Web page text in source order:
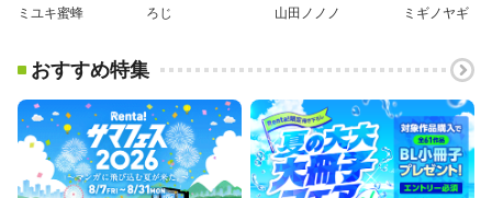
ミユキ蜜蜂 ろじ 山田ノノノ ミギノヤギ
おすすめ特集